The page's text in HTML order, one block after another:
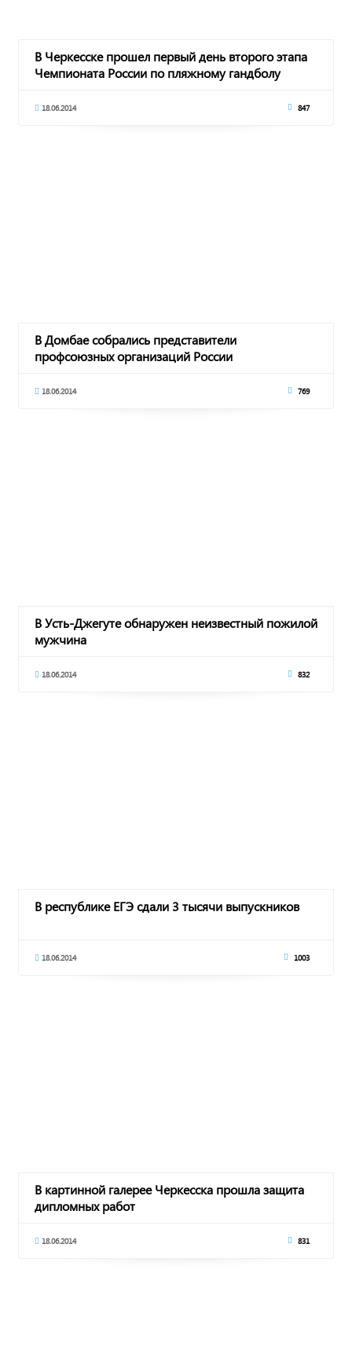
В Черкесске прошел первый день второго этапа
Чемпионата России по пляжному гандболу
18.06.2014 847
В Домбае собрались представители
профсоюзных организаций России
18.06.2014 769
В Усть-Джегуте обнаружен неизвестный пожилой
мужчина
18.06.2014 832
В республике ЕГЭ сдали 3 тысячи выпускников
18.06.2014 1003
В картинной галерее Черкесска прошла защита
дипломных работ
18.06.2014 831